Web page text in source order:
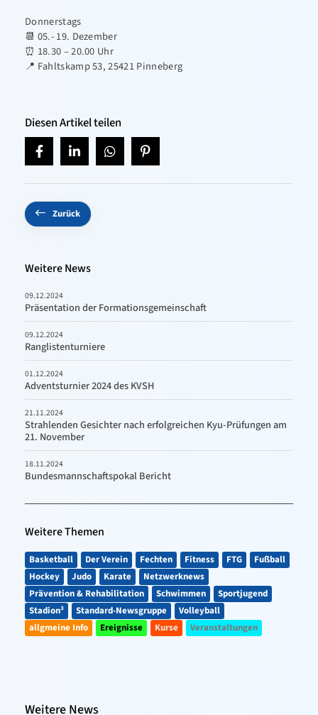
Donnerstags
📆 05.- 19. Dezember
⏰ 18.30 – 20.00 Uhr
📍 Fahltskamp 53, 25421 Pinneberg
Diesen Artikel teilen
Zurück
Weitere News
09.12.2024
Präsentation der Formationsgemeinschaft
09.12.2024
Ranglistenturniere
01.12.2024
Adventsturnier 2024 des KVSH
21.11.2024
Strahlenden Gesichter nach erfolgreichen Kyu-Prüfungen am
21. November
18.11.2024
Bundesmannschaftspokal Bericht
Weitere Themen
Basketball Der Verein Fechten Fitness FTG
Fußball
Hockey
Judo Karate
Netzwerknews
Prävention & Rehabilitation
Schwimmen
Sportjugend
Stadion³
Standard-Newsgruppe
Volleyball
allgmeine Info
Ereignisse Kurse Veranstaltungen
Weitere News